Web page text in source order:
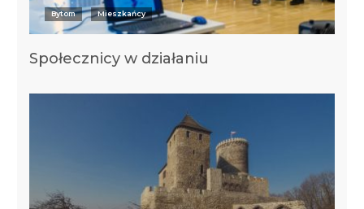
Bytom Mieszkańcy
Społecznicy w działaniu